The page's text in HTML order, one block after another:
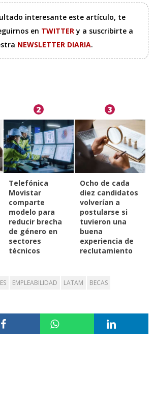
interesante este artículo, te
en TWITTERy a suscribirte a
NEWSLETTER DIARIA.
2
Telefónica
Movistar
comparte
modelo para
reducir brecha
de género en
sectores
técnicos
3
Ocho de cada
diez candidatos
volverían a
postularse si
tuvieron una
buena
experiencia de
reclutamiento
EMPLEABILIDAD LATAM
BECAS